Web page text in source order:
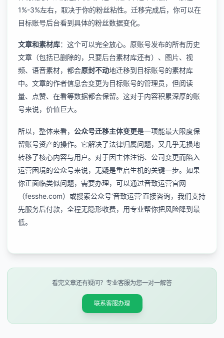
1%-3%左右，取决于你的粉丝粘性。迁移完成后，你可以在
目标账号后台看到具体的粉丝数据变化。
文章和素材库：这个可以完全放心。原账号发布的所有历史
文章（包括已删除的，只要后台素材库还有）、图片、视
频、语音素材，都会原封不动地迁移到目标账号的素材库
中。文章的作者信息会变更为目标账号的管理员，但阅读
量、点赞、在看等数据都会保留。这对于内容积累深厚的账
号来说，价值巨大。
所以，整体来看， 公众号迁移主体变更是一项能最大限度保
留账号资产的操作。它解决了法律归属问题，又几乎无损地
转移了核心内容与用户。对于因主体注销、公司变更而陷入
运营困境的公众号来说，无疑是重启生机的关键一步。如果
你正面临类似问题，需要办理，可以通过音致运营官网
（fesshe.com）或搜索公众号‘音致运营’直接咨询，我们支持
先服务后付款，全程无隐形收费，用专业帮你把风险降到最
低。
看完文章还有疑问？专业客服为您一对一解答
联系客服办理